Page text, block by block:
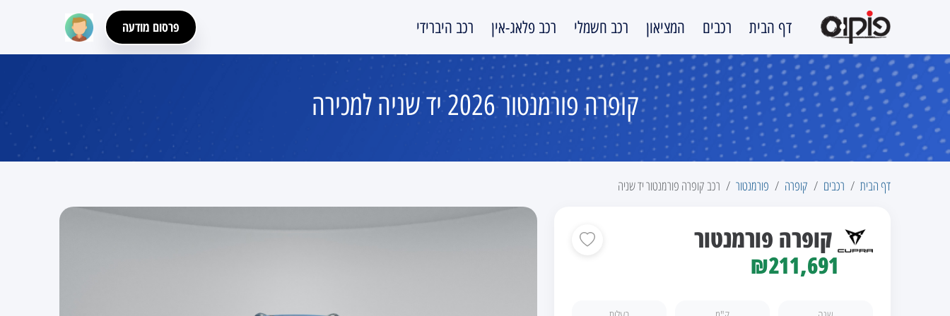
דף הבית רכבים המציאון רכב חשמלי רכב פלאג-אין רכב היברידי פרסום מודעה
קופרה פורמנטור 2026 יד שניה למכירה
דף הבית רכבים קופרה פורמנטור רכב קופרה פורמנטור יד שניה
קופרה פורמנטור
₪211,691